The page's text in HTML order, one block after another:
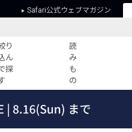
Safari公式ウェブマガジン
り
ん
探
読
み
も
の